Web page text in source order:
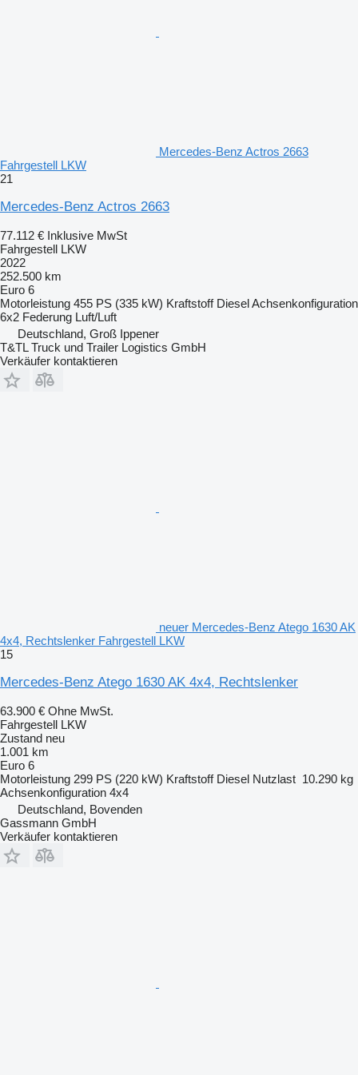
Mercedes-Benz Actros 2663
Fahrgestell LKW
21
Mercedes-Benz Actros 2663
77.112 € Inklusive MwSt
Fahrgestell LKW
2022
252.500 km
Euro 6
Motorleistung 455 PS (335 kW) Kraftstoff DieselAchsenkonfiguration
6x2 Federung Luft/Luft
Deutschland, Groß Ippener
T&TL Truck und Trailer Logistics GmbH
Verkäufer kontaktieren
neuer Mercedes-Benz Atego 1630 AK
4x4, Rechtslenker Fahrgestell LKW
15
Mercedes-Benz Atego 1630 AK 4x4, Rechtslenker
63.900 € Ohne MwSt.
Fahrgestell LKW
Zustand neu
1.001 km
Euro 6
Motorleistung 299 PS (220 kW) Kraftstoff Diesel Nutzlast 10.290 kg
Achsenkonfiguration 4x4
Deutschland, Bovenden
Gassmann GmbH
Verkäufer kontaktieren